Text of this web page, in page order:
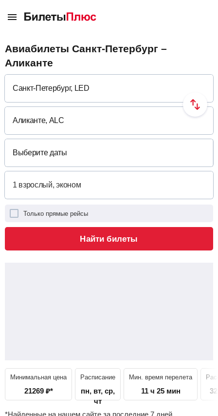
Авиабилеты Санкт-Петербург –
Аликанте
Выберите даты
Только прямые рейсы
Найти билеты
Минимальная цена
21269 ₽*
Расписание
пн, вт, ср,
чт
Мин. время перелета
11 ч 25 мин
*Найденные на нашем сайте за последние 7 дней